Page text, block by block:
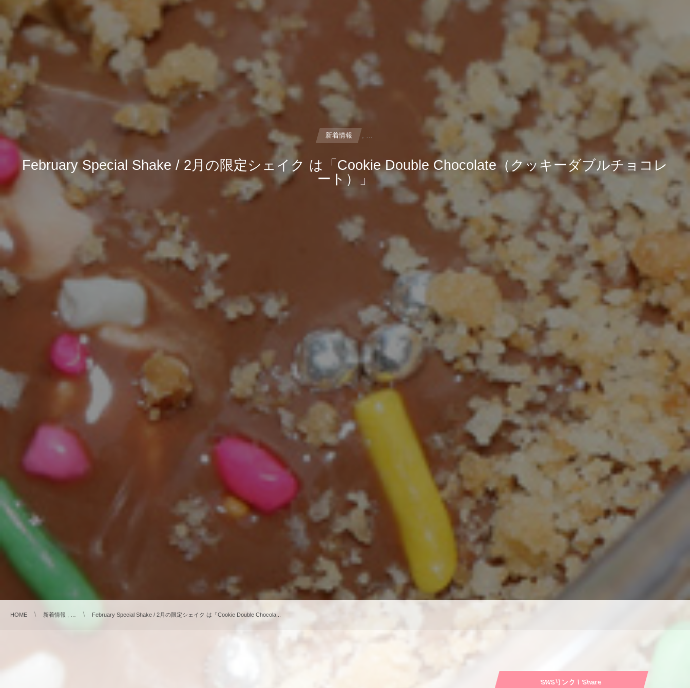
新着情報 , …
February Special Shake / 2月の限定シェイク は「Cookie Double Chocolate（クッキーダブルチョコレ
ート）」
HOME 新着情報 , … February Special Shake / 2月の限定シェイク は「Cookie Double Chocola...
SNSリンク / Share